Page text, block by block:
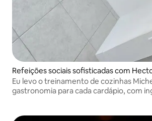
Refeições sociais sofisticadas com
Eu levo o treinamento de cozinhas
gastronomia para cada cardápio, com